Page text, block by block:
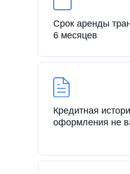
Срок аренды
6 месяцев
Кредитная
оформления не